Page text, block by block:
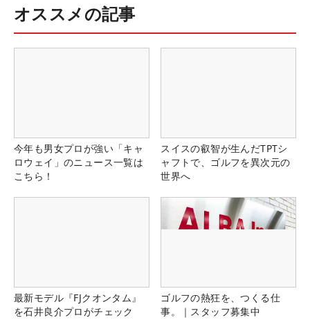
オススメの記事
今年も男女プロが強い「キャ
ロウェイ」のニュース一覧は
こちら！
スイスの叡智が生んだTPTシ
ャフトで、ゴルフを異次元の
世界へ
最新モデル『FJクオンタム』
を石井良介プロがチェック
ゴルフの熱狂を、つくる仕
事。｜スタッフ募集中